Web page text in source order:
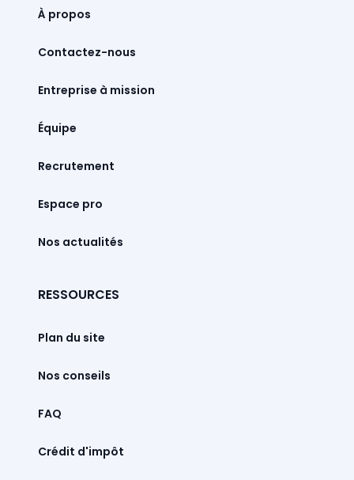
À propos
Contactez-nous
Entreprise à mission
Équipe
Recrutement
Espace pro
Nos actualités
RESSOURCES
Plan du site
Nos conseils
FAQ
Crédit d'impôt